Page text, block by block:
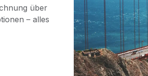
über
– alles